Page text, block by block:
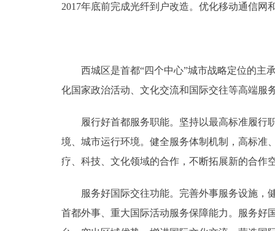
2017年底前完成光纤到户改造。优化移动通信
西城区是首都“四个中心”城市战略定位的主承
化国家政治活动、文化交流和国际交往等高端服
履行好首都服务职能。坚持以最高标准履行职
境、城市运行环境。健全服务体制机制，高标准
疗、科技、文化领域的合作，不断拓展新的合作
服务好国际交往功能。完善外事服务设施，健
首都外事、重大国际活动服务保障能力。服务好